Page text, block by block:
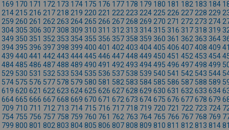
169 170 171 172 173 174 175 176 177 178 179 180 181 182 183 184
214 215 216 217 218 219 220 221 222 223 224 225 226 227 228 229
259 260 261 262 263 264 265 266 267 268 269 270 271 272 273 274
304 305 306 307 308 309 310 311 312 313 314 315 316 317 318 319
349 350 351 352 353 354 355 356 357 358 359 360 361 362 363 364
394 395 396 397 398 399 400 401 402 403 404405 406 407408 409
439 440 441 442 443 444445 446 447448 449 450 451 452 453 454
484485 486 487488 489 490 491 492 493 494495 496 497498 499
529 530 531 532 533 534 535 536 537 538 539 540 541 542 543 544
574 575 576 577 578 579 580 581 582 583 584 585 586 587 588 589
619 620 621 622 623 624625 626 627628 629 630 631 632 633 634
664665 666 667668 669 670 671 672 673 674675 676 677678 679
709 710 711 712 713 714 715 716 717 718 719 720 721 722 723 724
754 755 756 757 758 759 760 761 762 763 764 765 766 767 768 769
799 800 801 802 803 804805 806 807808 809 810 811 812 813 814